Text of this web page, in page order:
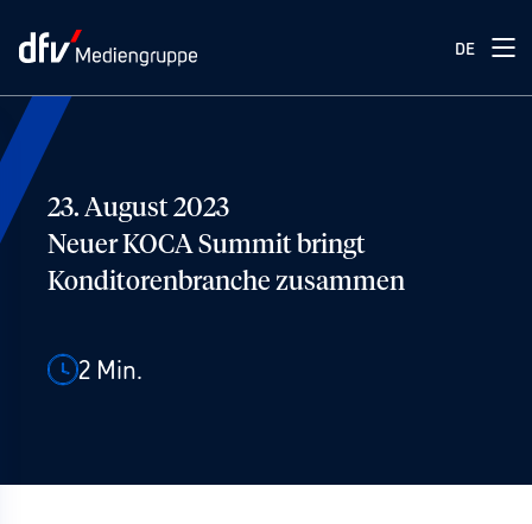
DE
23. August 2023
Neuer KOCA Summit bringt
Konditorenbranche zusammen
2 Min.